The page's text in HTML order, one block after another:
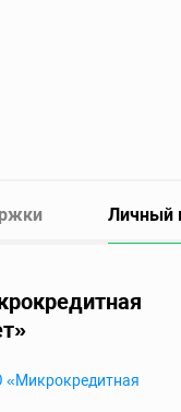
Личный
«Микрокредитная